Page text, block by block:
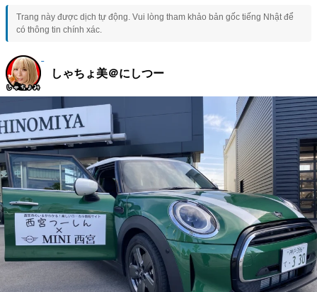
Trang này được dịch tự động. Vui lòng tham khảo bản gốc tiếng Nhật để
có thông tin chính xác.
しゃちょ美＠にしつー